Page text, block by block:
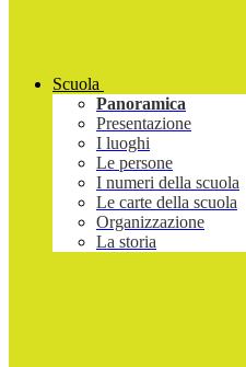
Scuola
Panoramica
Presentazione
I luoghi
Le persone
I numeri della scuola
Le carte della scuola
Organizzazione
La storia